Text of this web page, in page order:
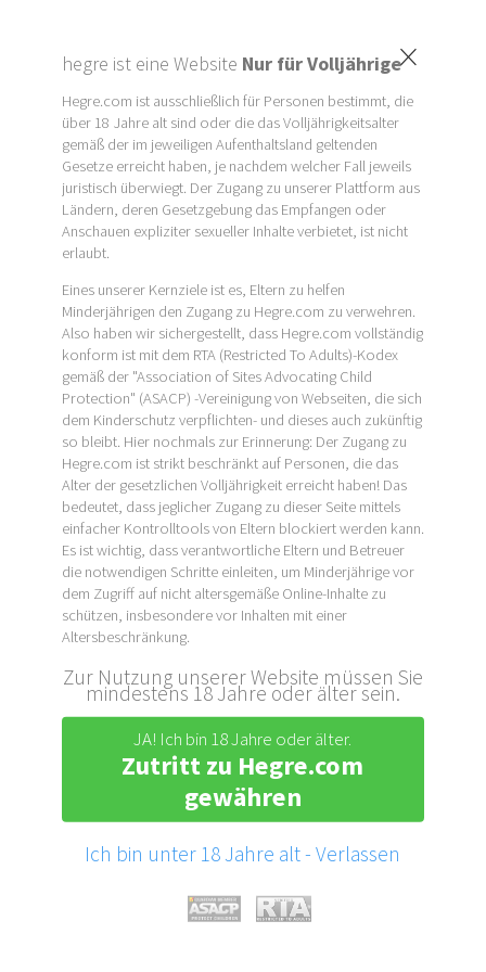
×
hegre ist eine Website Nur für Volljährige
Hegre.com ist ausschließlich für Personen bestimmt, die
über 18 Jahre alt sind oder die das Volljährigkeitsalter
gemäß der im jeweiligen Aufenthaltsland geltenden
Gesetze erreicht haben, je nachdem welcher Fall jeweils
juristisch überwiegt. Der Zugang zu unserer Plattform aus
Ländern, deren Gesetzgebung das Empfangen oder
Anschauen expliziter sexueller Inhalte verbietet, ist nicht
erlaubt.
Eines unserer Kernziele ist es, Eltern zu helfen
Minderjährigen den Zugang zu Hegre.com zu verwehren.
Also haben wir sichergestellt, dass Hegre.com vollständig
konform ist mit dem RTA (Restricted To Adults)-Kodex
gemäß der "Association of Sites Advocating Child
Protection" (ASACP) -Vereinigung von Webseiten, die sich
dem Kinderschutz verpflichten- und dieses auch zukünftig
so bleibt. Hier nochmals zur Erinnerung: Der Zugang zu
Hegre.com ist strikt beschränkt auf Personen, die das
Alter der gesetzlichen Volljährigkeit erreicht haben! Das
bedeutet, dass jeglicher Zugang zu dieser Seite mittels
einfacher Kontrolltools von Eltern blockiert werden kann.
Es ist wichtig, dass verantwortliche Eltern und Betreuer
die notwendigen Schritte einleiten, um Minderjährige vor
dem Zugriff auf nicht altersgemäße Online-Inhalte zu
schützen, insbesondere vor Inhalten mit einer
Altersbeschränkung.
Zur Nutzung unserer Website müssen Sie
mindestens 18 Jahre oder älter sein.
JA! Ich bin 18 Jahre oder älter.
Zutritt zu Hegre.com
gewähren
Ich bin unter 18 Jahre alt - Verlassen